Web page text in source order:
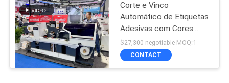
Corte e Vinco
Automático de Etiquetas
Adesivas com Cores
Pantone em Oitenta Por
Cento de Cobertura
$27,300 negotiable MOQ:1
CONTACT